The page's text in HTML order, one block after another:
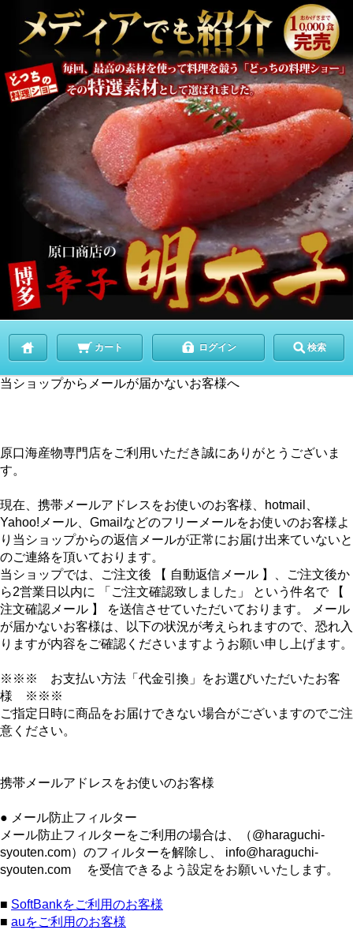
カート ログイン 検索
当ショップからメールが届かないお客様へ
原口海産物専門店をご利用いただき誠にありがとうございま
す。
現在、携帯メールアドレスをお使いのお客様、hotmail、
Yahoo!メール、Gmailなどのフリーメールをお使いのお客様よ
り当ショップからの返信メールが正常にお届け出来ていないと
のご連絡を頂いております。
当ショップでは、ご注文後 【 自動返信メール 】、ご注文後か
ら2営業日以内に 「ご注文確認致しました」 という件名で 【
注文確認メール 】 を送信させていただいております。 メール
が届かないお客様は、以下の状況が考えられますので、恐れ入
りますが内容をご確認くださいますようお願い申し上げます。
※※※ お支払い方法「代金引換」をお選びいただいたお客
様 ※※※
ご指定日時に商品をお届けできない場合がございますのでご注
意ください。
携帯メールアドレスをお使いのお客様
● メール防止フィルター
メール防止フィルターをご利用の場合は、（@haraguchi-
syouten.com）のフィルターを解除し、 info@haraguchi-
syouten.com を受信できるよう設定をお願いいたします。
■ SoftBankをご利用のお客様
■ auをご利用のお客様